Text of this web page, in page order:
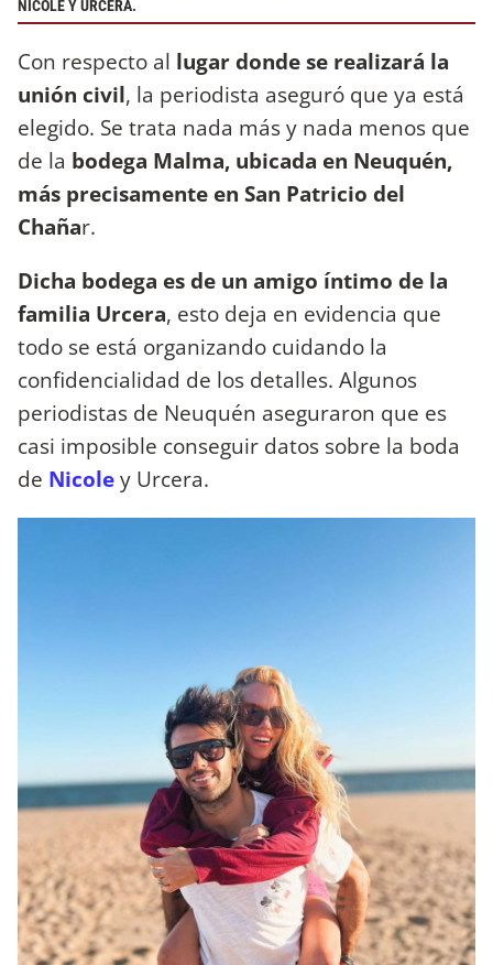
NICOLE Y URCERA.
Con respecto al lugar donde se realizará la
unión civil, la periodista aseguró que ya está
elegido. Se trata nada más y nada menos que
de la bodega Malma, ubicada en Neuquén,
más precisamente en San Patricio del
Chañar.
Dicha bodega es de un amigo íntimo de la
familia Urcera, esto deja en evidencia que
todo se está organizando cuidando la
confidencialidad de los detalles. Algunos
periodistas de Neuquén aseguraron que es
casi imposible conseguir datos sobre la boda
de Nicoley Urcera.